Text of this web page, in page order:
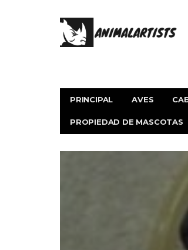
PRINCIPAL AVES
PROPIEDAD DE MASCOTAS